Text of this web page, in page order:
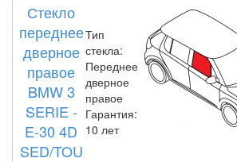
Стекло
переднее
дверное
правое
BMW 3
SERIE -
E-30 4D
SED/TOU
Тип
стекла:
Переднее
дверное
правое
Гарантия:
10 лет